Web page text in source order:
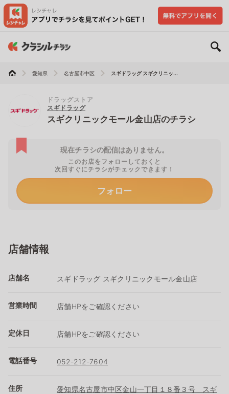
愛知県 名古屋市中区 スギドラッグ スギクリニッ...
ドラッグストア
スギドラッグ
スギクリニックモール金山店のチラシ
現在チラシの配信はありません。
このお店をフォローしておくと
次回すぐにチラシがチェックできます！
フォロー
店舗情報
店舗名 スギドラッグ スギクリニックモール金山店
営業時間 店舗HPをご確認ください
定休日 店舗HPをご確認ください
電話番号 052-212-7604
住所
愛知県名古屋市中区金山一丁目１８番３号 スギ